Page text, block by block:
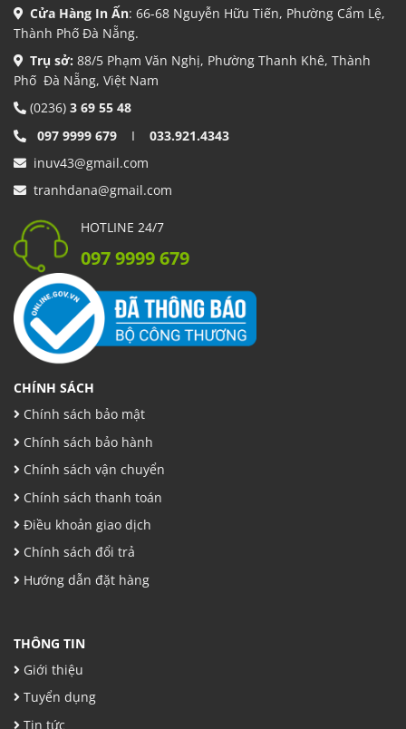
Cửa Hàng In Ấn: 66-68 Nguyễn Hữu Tiến, Phường Cẩm Lệ,
Thành Phố Đà Nẵng.
Trụ sở: 88/5 Phạm Văn Nghị, Phường Thanh Khê, Thành
Phố Đà Nẵng, Việt Nam
(0236) 3 69 55 48
097 9999 679 I 033.921.4343
inuv43@gmail.com
tranhdana@gmail.com
HOTLINE 24/7
097 9999 679
CHÍNH SÁCH
Chính sách bảo mật
Chính sách bảo hành
Chính sách vận chuyển
Chính sách thanh toán
Điều khoản giao dịch
Chính sách đổi trả
Hướng dẫn đặt hàng
THÔNG TIN
Giới thiệu
Tuyển dụng
Tin tức